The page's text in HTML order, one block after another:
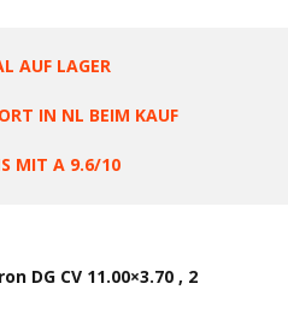
AUF LAGER
IN NL BEIM KAUF
MIT A 9.6/10
DG CV 11.00×3.70 , 2